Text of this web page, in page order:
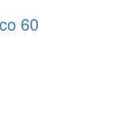
60